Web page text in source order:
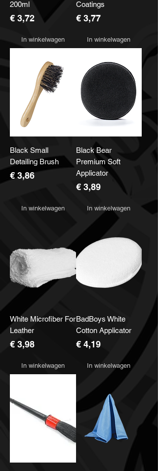
200ml
Prijs
€ 3,72
In winkelwagen
Coatings
Prijs
€ 3,77
In winkelwagen
Black Small
Detailing Brush
Prijs
€ 3,86
In winkelwagen
Black Bear
Premium Soft
Applicator
Prijs
€ 3,89
In winkelwagen
White Microfiber For
Leather
Prijs
€ 3,98
In winkelwagen
BadBoys White
Cotton Applicator
Prijs
€ 4,19
In winkelwagen